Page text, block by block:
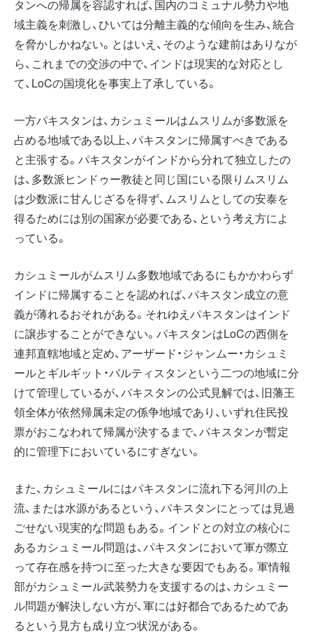
タンへの帰属を容認すれば、国内のコミュナル勢力や地
域主義を刺激し、ひいては分離主義的な傾向を生み、統合
を脅かしかねない。とはいえ、そのような建前はありなが
ら、これまでの交渉の中で、インドは現実的な対応とし
て、LoCの国境化を事実上了承している。
一方パキスタンは、カシュミールはムスリムが多数派を
占める地域である以上、パキスタンに帰属すべきである
と主張する。パキスタンがインドから分れて独立したの
は、多数派ヒンドゥー教徒と同じ国にいる限りムスリム
は少数派に甘んじざるを得ず、ムスリムとしての安泰を
得るためには別の国家が必要である、という考え方によ
っている。
カシュミールがムスリム多数地域であるにもかかわらず
インドに帰属することを認めれば、パキスタン成立の意
義が薄れるおそれがある。それゆえパキスタンはインド
に譲歩することができない。パキスタンはLoCの西側を
連邦直轄地域と定め、アーザード・ジャンムー・カシュミ
ールとギルギット・バルティスタンという二つの地域に分
けて管理しているが、パキスタンの公式見解では、旧藩王
領全体が依然帰属未定の係争地域であり、いずれ住民投
票がおこなわれて帰属が決するまで、パキスタンが暫定
的に管理下においているにすぎない。
また、カシュミールにはパキスタンに流れ下る河川の上
流、または水源があるという、パキスタンにとっては見過
ごせない現実的な問題もある。インドとの対立の核心に
あるカシュミール問題は、パキスタンにおいて軍が際立
って存在感を持つに至った大きな要因でもある。軍情報
部がカシュミール武装勢力を支援するのは、カシュミー
ル問題が解決しない方が、軍には好都合であるためであ
るという見方も成り立つ状況がある。